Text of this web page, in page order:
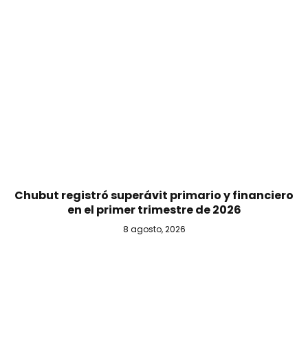
Chubut registró superávit primario y financiero
en el primer trimestre de 2026
8 agosto, 2026